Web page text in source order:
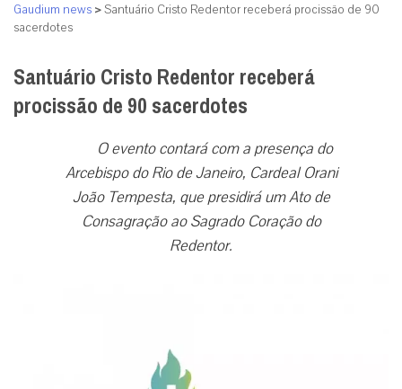
Gaudium news >Santuário Cristo Redentor receberá procissão de 90
sacerdotes
Santuário Cristo Redentor receberá
procissão de 90 sacerdotes
O evento contará com a presença do
Arcebispo do Rio de Janeiro, Cardeal Orani
João Tempesta, que presidirá um Ato de
Consagração ao Sagrado Coração do
Redentor.